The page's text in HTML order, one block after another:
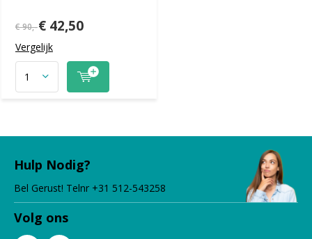
€ 90,-€ 42,50
Vergelijk
Hulp Nodig?
Bel Gerust! Telnr +31 512-543258
Volg ons